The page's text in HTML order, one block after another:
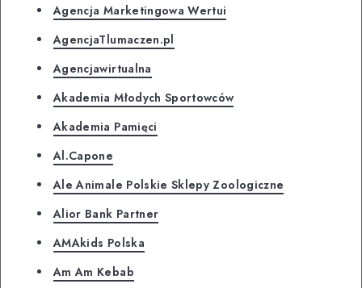
Agencja Marketingowa Wertui
AgencjaTlumaczen.pl
Agencjawirtualna
Akademia Młodych Sportowców
Akademia Pamięci
Al.Capone
Ale Animale Polskie Sklepy Zoologiczne
Alior Bank Partner
AMAkids Polska
Am Am Kebab